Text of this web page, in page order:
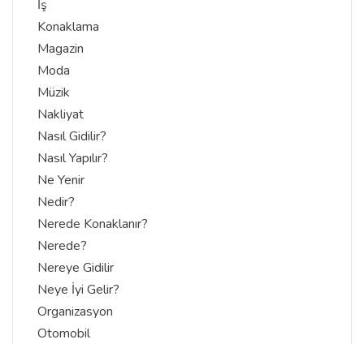
İş
Konaklama
Magazin
Moda
Müzik
Nakliyat
Nasıl Gidilir?
Nasıl Yapılır?
Ne Yenir
Nedir?
Nerede Konaklanır?
Nerede?
Nereye Gidilir
Neye İyi Gelir?
Organizasyon
Otomobil